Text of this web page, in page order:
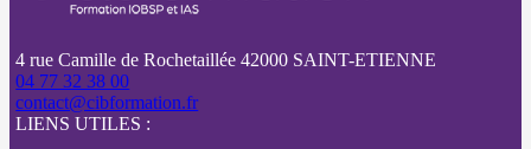
4 rue Camille de Rochetaillée 42000 SAINT-ETIENNE
04 77 32 38 00
contact@cibformation.fr
LIENS UTILES :